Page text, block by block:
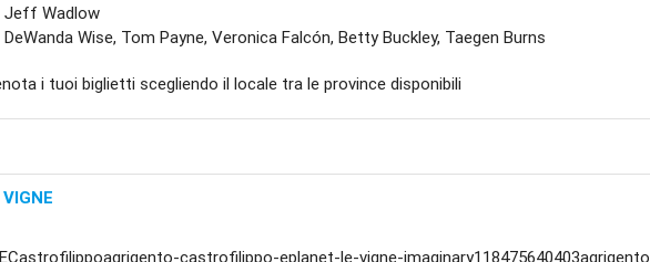
Jeff Wadlow
DeWanda Wise, Tom Payne, Veronica Falcón, Betty Buckley, Taegen Burns
i tuoi biglietti scegliendo il locale tra le province disponibili
castrofilippo-eplanet-le-vigne-imaginary118475640403agrigento